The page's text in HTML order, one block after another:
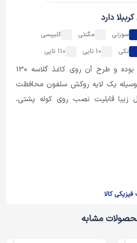
دارد
سوزنی مگنتی کلیپسی
تکی 10 تایی 110 تایی
بدنه این پیکسل فلزی بوده و طرح آن روی کاغذ گلاسه 130
یک لایه روکش سلفون محافظت
قابلیت نصب روی کوله پشتی،
کالا
مشابه